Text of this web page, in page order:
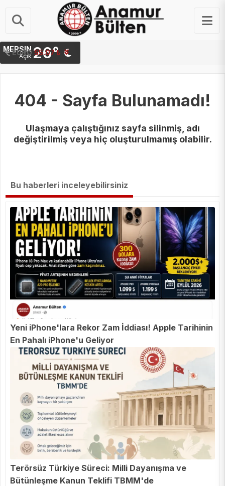
EURO 55.07 ₺
STERLIN 64.34 ₺
MERSIN
Açık 26°
404 - Sayfa Bulunamadı!
Ulaşmaya çalıştığınız sayfa silinmiş, adı
değiştirilmiş veya hiç oluşturulmamış olabilir.
Bu haberleri inceleyebilirsiniz
Yeni iPhone'lara Rekor Zam İddiası! Apple Tarihinin
En Pahalı iPhone'u Geliyor
Terörsüz Türkiye Süreci: Milli Dayanışma ve
Bütünleşme Kanun Teklifi TBMM'de